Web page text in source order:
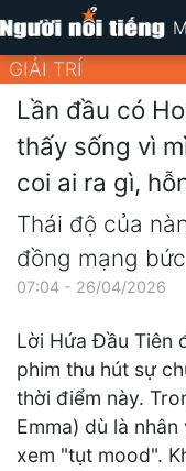
GIẢI TRÍ
Lần đầu có
thấy sống vì
coi ai ra gì,
Thái độ của
đồng mạng
07:04 - 26/04/2026
Lời Hứa Đầu Tiên
phim thu hút sự
thời điểm này.
Emma) dù là
xem "tụt mood".